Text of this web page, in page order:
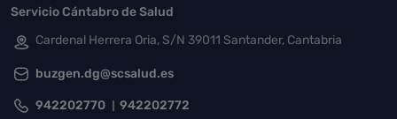
Servicio Cántabro de Salud
Cardenal Herrera Oria, S/N 39011 Santander, Cantabria
buzgen.dg@scsalud.es
942202770 942202772